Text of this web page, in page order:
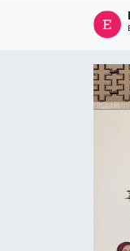
RESMİ
Haber Arşivi